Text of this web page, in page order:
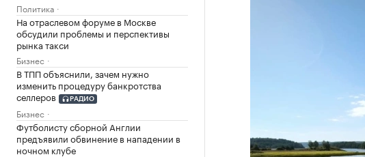
Политика
На отраслевом форуме в Москве
обсудили проблемы и перспективы
рынка такси
Бизнес
В ТПП объяснили, зачем нужно
изменить процедуру банкротства
селлеров
РАДИО
Бизнес
Футболисту сборной Англии
предъявили обвинение в нападении в
ночном клубе